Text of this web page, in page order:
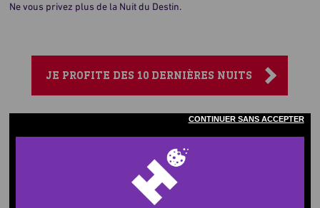
CONTINUER SANS ACCEPTER
Ne vous privez plus de la Nuit du Destin.
JE PROFITE DES 10 DERNIÈRES NUITS